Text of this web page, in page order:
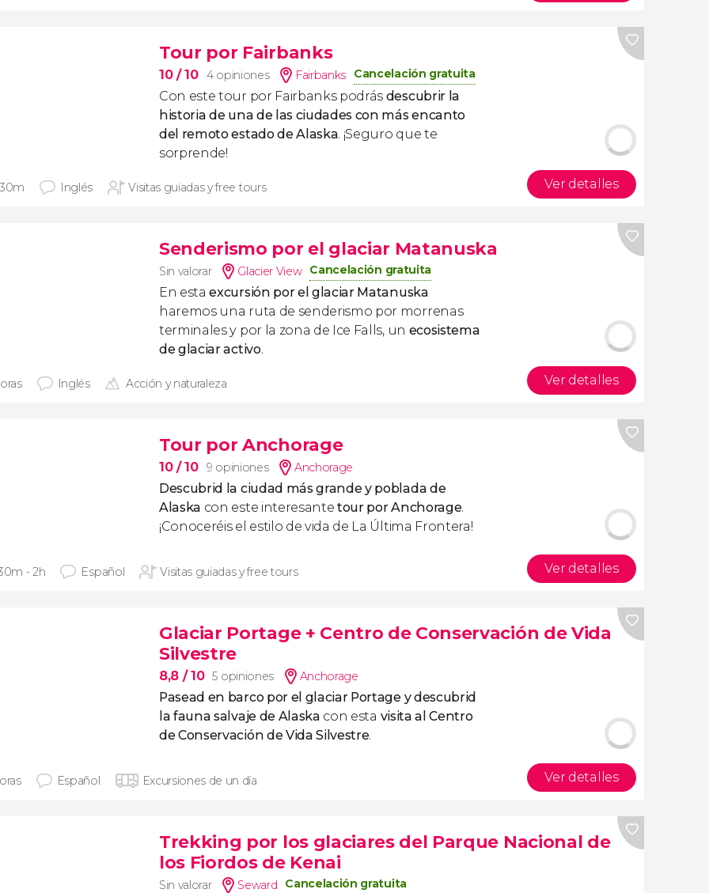
Tour por Fairbanks
10/ 10 4 opiniones Fairbanks Cancelación gratuita
Con este tour por Fairbanks podrás descubrir la
historia de una de las ciudades con más encanto
del remoto estado de Alaska. ¡Seguro que te
sorprende!
Inglés Visitas guiadas y free tours Ver detalles
Senderismo por el glaciar Matanuska
Sin valorar Glacier View Cancelación gratuita
En estaexcursión por el glaciar Matanuska
haremos una ruta de senderismo por morrenas
terminales y por la zona de Ice Falls, un ecosistema
de glaciar activo.
Inglés Acción y naturaleza Ver detalles
Tour por Anchorage
10/ 10 9 opiniones Anchorage
Descubrid la ciudad más grande y poblada de
Alaska con este interesantetour por Anchorage.
¡Conoceréis el estilo de vida de La Última Frontera!
- 2h Español Visitas guiadas y free tours Ver detalles
Glaciar Portage + Centro de Conservación de Vida
Silvestre
8,8 / 10 5 opiniones Anchorage
Pasead en barco por el glaciar Portage y descubrid
la fauna salvaje de Alaska con esta visita al Centro
de Conservación de Vida Silvestre.
Español Excursiones de un día Ver detalles
Trekking por los glaciares del Parque Nacional de
los Fiordos de Kenai
Sin valorar Seward Cancelación gratuita